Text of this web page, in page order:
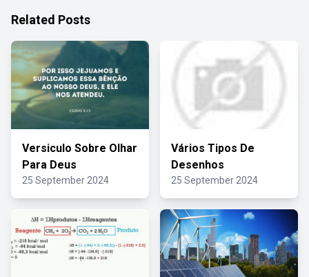
Related Posts
Versiculo Sobre Olhar
Para Deus
25 September 2024
Vários Tipos De
Desenhos
25 September 2024